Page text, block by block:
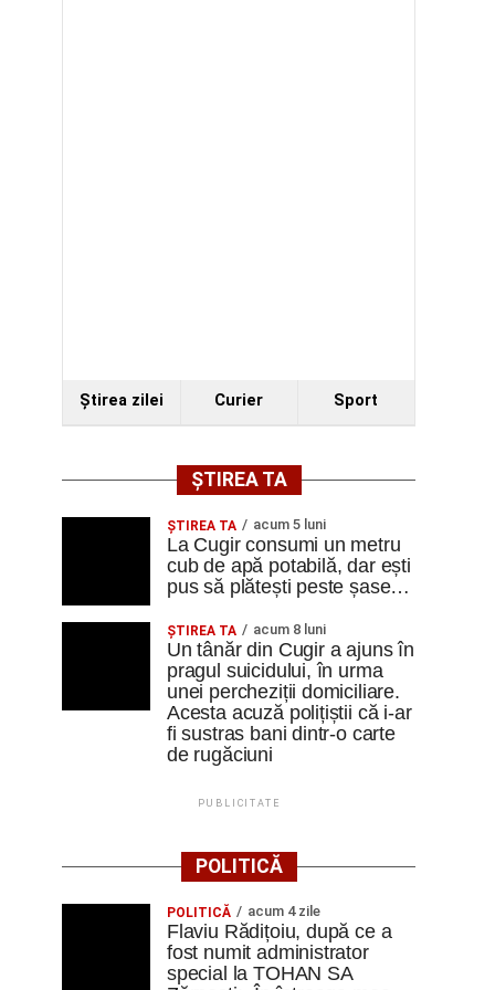
Ştirea zilei Curier Sport
ȘTIREA TA
ȘTIREA TA acum 5 luni
La Cugir consumi un metru
cub de apă potabilă, dar ești
pus să plătești peste șase…
ȘTIREA TA acum 8 luni
Un tânăr din Cugir a ajuns în
pragul suicidului, în urma
unei percheziții domiciliare.
Acesta acuză polițiștii că i-ar
fi sustras bani dintr-o carte
de rugăciuni
PUBLICITATE
POLITICĂ
POLITICĂ acum 4 zile
Flaviu Rădițoiu, după ce a
fost numit administrator
special la TOHAN SA